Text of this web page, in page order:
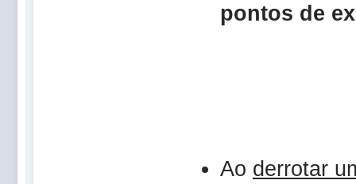
pontos de
Ao derrotar